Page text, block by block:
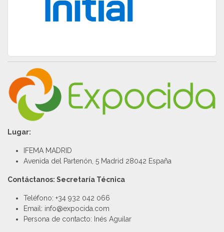
Lugar:
IFEMA MADRID
Avenida del Partenón, 5 Madrid 28042 España
Contáctanos: Secretaría Técnica
Teléfono: +34 932 042 066
Email: info@expocida.com
Persona de contacto: Inés Aguilar